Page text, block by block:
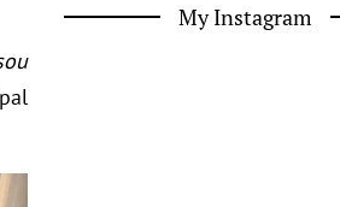
My Instagram